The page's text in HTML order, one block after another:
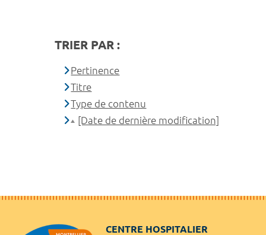
TRIER PAR :
Pertinence
Titre
Type de contenu
[Date de dernière modification]
CENTRE HOSPITALIER